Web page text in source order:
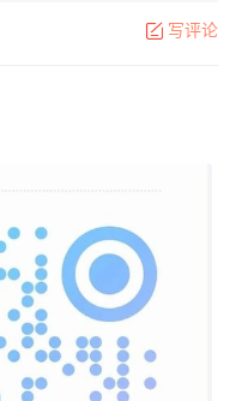
写评论